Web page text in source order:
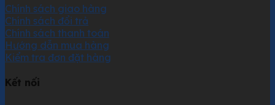
Chính sách giao hàng
Chính sách đổi trả
Chính sách thanh toán
Hướng dẫn mua hàng
Kiểm tra đơn đặt hàng
Kết nối